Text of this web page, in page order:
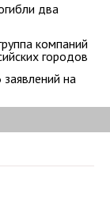
два
компаний
городов
на